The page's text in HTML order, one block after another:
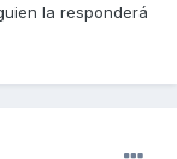
la responderá